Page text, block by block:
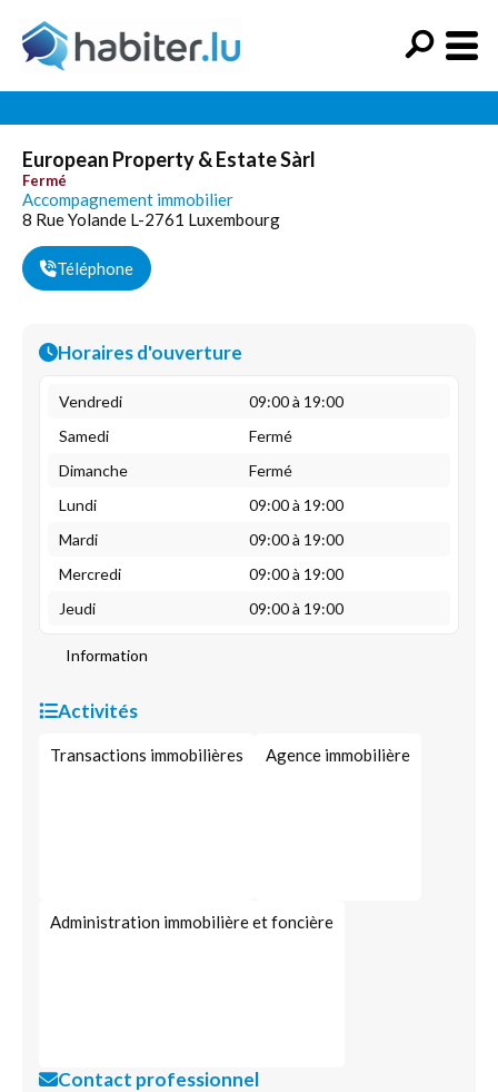
European Property & Estate Sàrl
Fermé
Accompagnement immobilier
8 Rue Yolande L-2761 Luxembourg
Téléphone
Horaires d'ouverture
Vendredi
09:00 à 19:00
Samedi
Fermé
Dimanche
Fermé
Lundi
09:00 à 19:00
Mardi
09:00 à 19:00
Mercredi
09:00 à 19:00
Jeudi
09:00 à 19:00
Information
Activités
Transactions immobilières Agence immobilière
Administration immobilière et foncière
Contact professionnel